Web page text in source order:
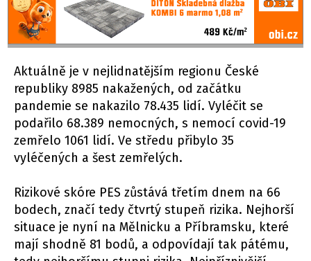
Aktuálně je v nejlidnatějším regionu České
republiky 8985 nakažených, od začátku
pandemie se nakazilo 78.435 lidí. Vyléčit se
podařilo 68.389 nemocných, s nemocí covid-19
zemřelo 1061 lidí. Ve středu přibylo 35
vyléčených a šest zemřelých.
Rizikové skóre PES zůstává třetím dnem na 66
bodech, značí tedy čtvrtý stupeň rizika. Nejhorší
situace je nyní na Mělnicku a Příbramsku, které
mají shodně 81 bodů, a odpovídají tak pátému,